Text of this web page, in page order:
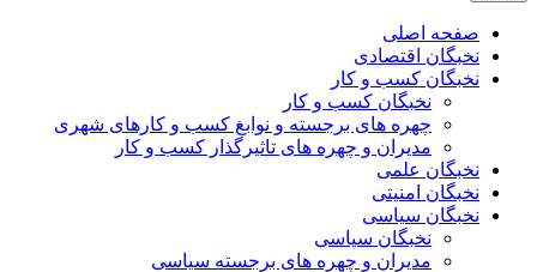
ورزش ایران – کتاب نخبگان کسب و کار ایران – کتاب نخبگان ایران
صفحه اصلی
نخبگان اقتصادی
نخبگان کسب و کار
نخبگان کسب و کار
چهره های برجسته و نوابغ کسب و کارهای شهری
مدیران و چهره های تاثیرگذار کسب و کار
نخبگان علمی
نخبگان امنیتی
نخبگان سیاسی
نخبگان سیاسی
مدیران و چهره های برجسته سیاسی